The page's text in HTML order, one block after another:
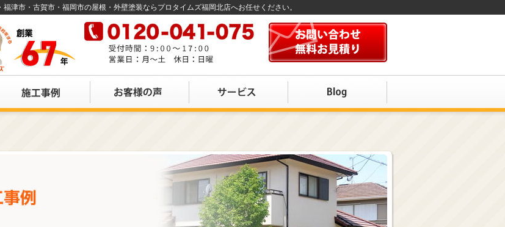
津市・古賀市・福岡市の屋根・外壁塗装ならプロタイムズ福岡北店へお任せください。